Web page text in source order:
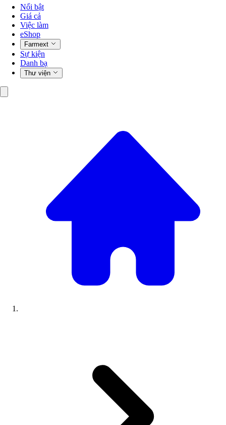
Nổi bật
Giá cả
Việc làm
eShop
Farmext
Sự kiện
Danh bạ
Thư viện